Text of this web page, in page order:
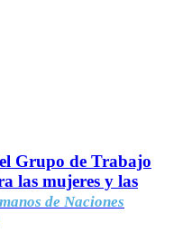
Grupo de Trabajo
las mujeres y las
de Naciones